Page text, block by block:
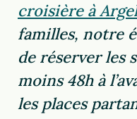
croisière à
familles, notre
de réserver les
moins 48h à
les places